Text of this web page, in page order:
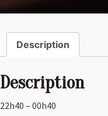
Description
Description
22h40 – 00h40